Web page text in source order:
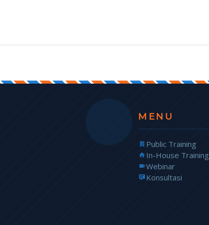
MENU
Public Training
In-House Training
Webinar
Konsultasi